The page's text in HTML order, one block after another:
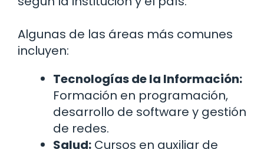
Algunas de las áreas más comunes
incluyen:
Tecnologías de la Información:
Formación en programación,
desarrollo de software y gestión
de redes.
Salud: Cursos en auxiliar de